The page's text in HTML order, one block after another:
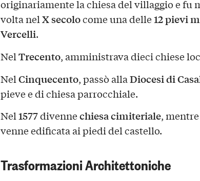
originariamente la chiesa del villaggio e fu
volta nelX secolocome una delle12 pievi
Vercelli.
NelTrecento, amministrava dieci chiese
NelCinquecento, passò allaDiocesi di
pieve e di chiesa parrocchiale.
Nel1577divennechiesa cimiteriale,
venne edificata ai piedi del castello.
Trasformazioni Architettoniche